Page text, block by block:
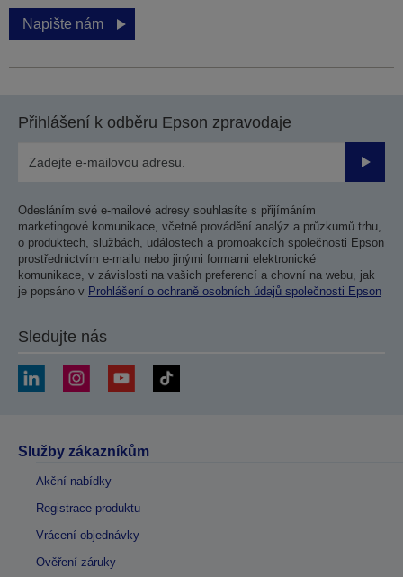
Napište nám
Přihlášení k odběru Epson zpravodaje
Odesláním své e-mailové adresy souhlasíte s přijímáním
marketingové komunikace, včetně provádění analýz a průzkumů trhu,
o produktech, službách, událostech a promoakcích společnosti Epson
prostřednictvím e-mailu nebo jinými formami elektronické
komunikace, v závislosti na vašich preferencí a chovní na webu, jak
je popsáno v Prohlášení o ochraně osobních údajů společnosti Epson
Sledujte nás
Služby zákazníkům
Akční nabídky
Registrace produktu
Vrácení objednávky
Ověření záruky